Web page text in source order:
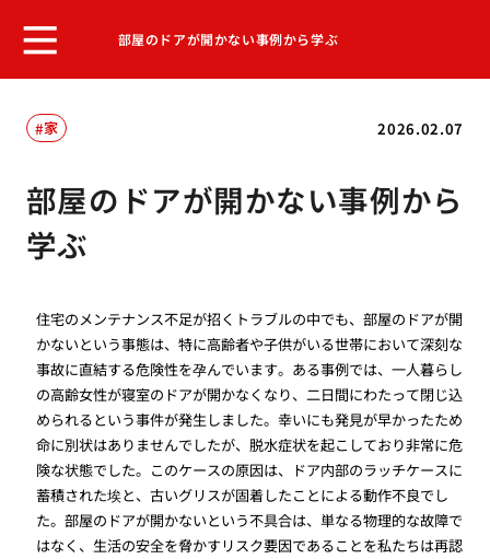
部屋のドアが開かない事例から学ぶ
2026.02.07
家
部屋のドアが開かない事例から
学ぶ
住宅のメンテナンス不足が招くトラブルの中でも、部屋のドアが開
かないという事態は、特に高齢者や子供がいる世帯において深刻な
事故に直結する危険性を孕んでいます。ある事例では、一人暮らし
の高齢女性が寝室のドアが開かなくなり、二日間にわたって閉じ込
められるという事件が発生しました。幸いにも発見が早かったため
命に別状はありませんでしたが、脱水症状を起こしており非常に危
険な状態でした。このケースの原因は、ドア内部のラッチケースに
蓄積された埃と、古いグリスが固着したことによる動作不良でし
た。部屋のドアが開かないという不具合は、単なる物理的な故障で
はなく、生活の安全を脅かすリスク要因であることを私たちは再認